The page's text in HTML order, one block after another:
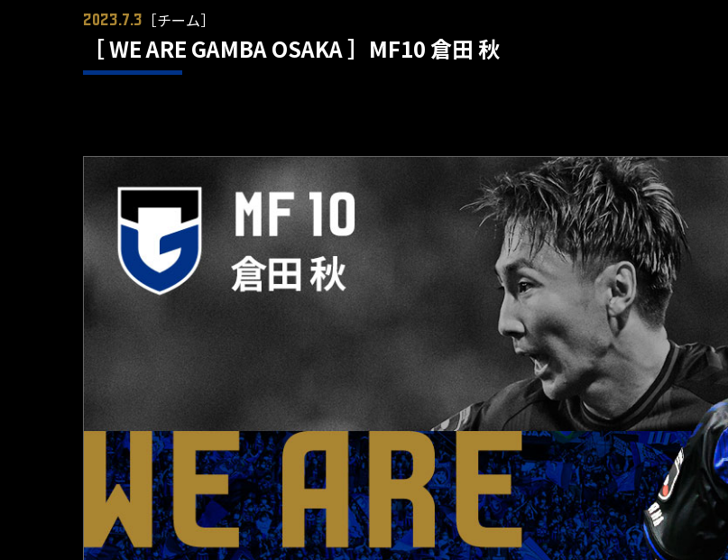
2023.7.3 ［チーム］
［ WE ARE GAMBA OSAKA ］MF10 倉田 秋